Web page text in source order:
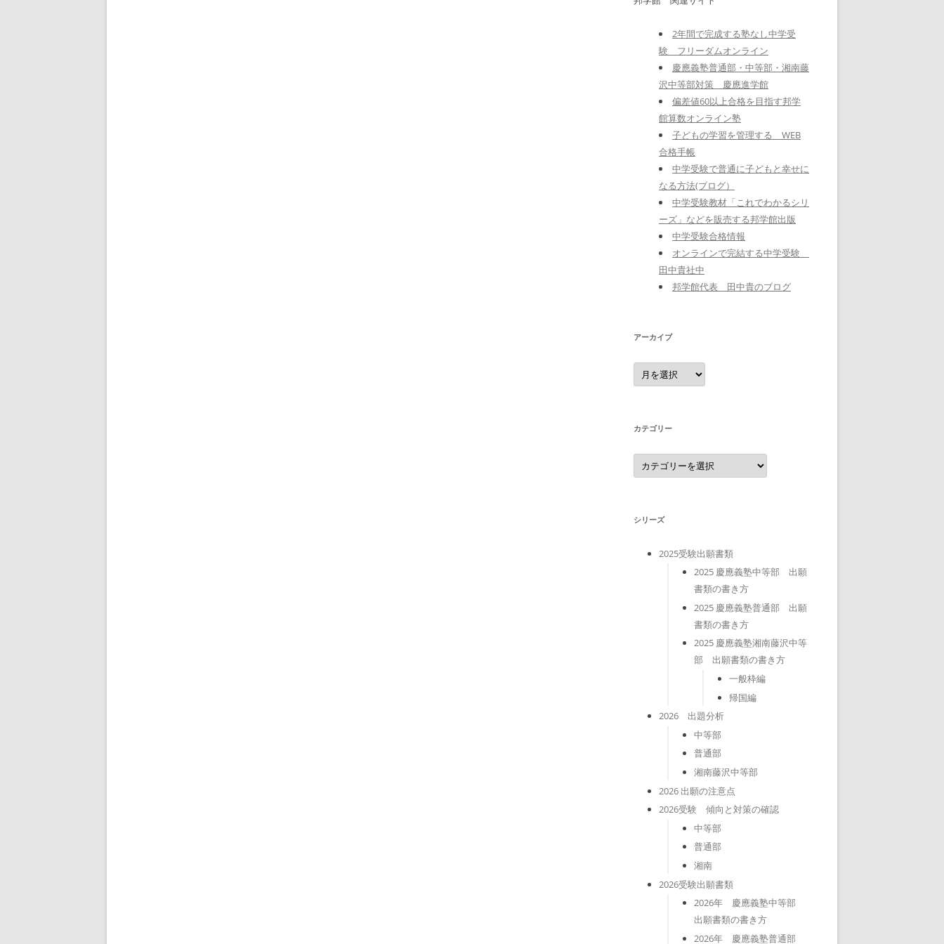
2年間で完成する塾なし中学受
験 フリーダムオンライン
慶應義塾普通部・中等部・湘南藤
沢中等部対策 慶應進学館
偏差値60以上合格を目指す邦学
館算数オンライン塾
子どもの学習を管理する WEB
合格手帳
中学受験で普通に子どもと幸せに
なる方法(ブログ）
中学受験教材「これでわかるシリ
ーズ」などを販売する邦学館出版
中学受験合格情報
オンラインで完結する中学受験
田中貴社中
邦学館代表 田中貴のブログ
アーカイブ
ア
ー
カ
カテゴリー
カ
テ
ゴ
シリーズ
2025受験出願書類
2025 慶應義塾中等部 出願
書類の書き方
2025 慶應義塾普通部 出願
書類の書き方
2025 慶應義塾湘南藤沢中等
部 出願書類の書き方
一般枠編
帰国編
2026 出題分析
中等部
普通部
湘南藤沢中等部
2026 出願の注意点
2026受験 傾向と対策の確認
中等部
普通部
湘南
2026受験出願書類
2026年 慶應義塾中等部
出願書類の書き方
2026年 慶應義塾普通部